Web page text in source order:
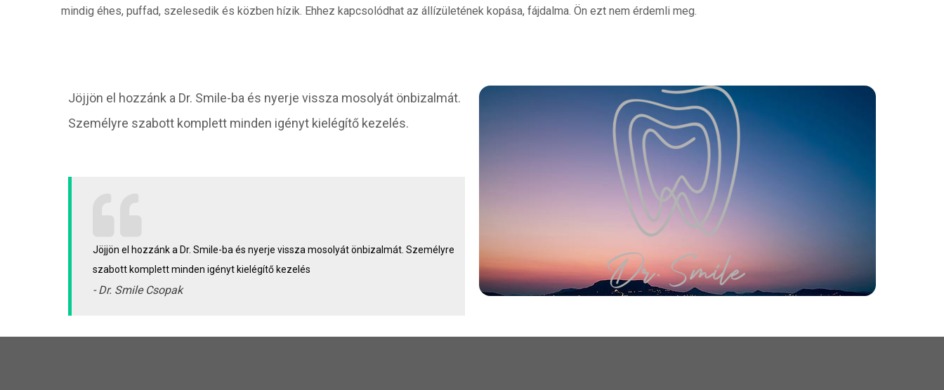
mindig éhes, puffad, szelesedik és közben hízik. Ehhez kapcsolódhat az állízületének kopása, fájdalma. Ön ezt nem érdemli meg.
Jöjjön el hozzánk a Dr. Smile-ba és nyerje vissza mosolyát önbizalmát.
Személyre szabott komplett minden igényt kielégítő kezelés.
Jöjjön el hozzánk a Dr. Smile-ba és nyerje vissza mosolyát önbizalmát. Személyre
szabott komplett minden igényt kielégítő kezelés
- Dr. Smile Csopak